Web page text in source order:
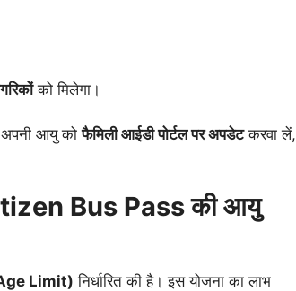
को मिलेगा।
आयु कोफैमिली आईडी पोर्टल पर अपडेटकरवा लें,
Bus Pass की आयु
Limit) निर्धारित की है। इस योजना का लाभ